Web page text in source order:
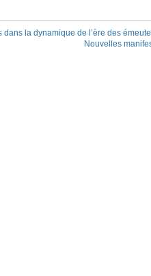
la dynamique de l’ère des
Nouvelles